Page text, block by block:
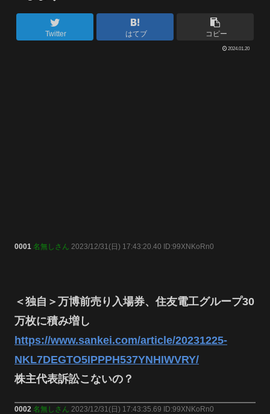
Twitter はてブ コピー
2024.01.20
0001 名無しさん 2023/12/31(日) 17:43:20.40 ID:99XNKoRn0
＜独自＞万博前売り入場券、住友電工グループ30
万枚に積み増し
https://www.sankei.com/article/20231225-
NKL7DEGTO5IPPPH537YNHIWVRY/
株主代表訴訟こないの？
0002 名無しさん 2023/12/31(日) 17:43:35.69 ID:99XNKoRn0